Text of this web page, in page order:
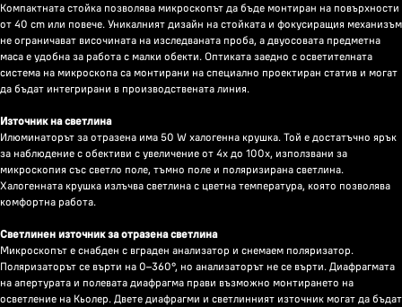
Компактната стойка позволява микроскопът да бъде монтиран на повърхности
от 40 cm или повече. Уникалният дизайн на стойката и фокусиращия механизъм
не ограничават височината на изследваната проба, а двуосовата предметна
маса е удобна за работа с малки обекти. Оптиката заедно с осветителната
система на микроскопа са монтирани на специално проектиран статив и могат
да бъдат интегрирани в производствената линия.
Източник на светлина
Илюминаторът за отразена има 50 W халогенна крушка. Той е достатъчно ярък
за наблюдение с обективи с увеличение от 4x до 100x, използвани за
микроскопия със светло поле, тъмно поле и поляризирана светлина.
Халогенната крушка излъчва светлина с цветна температура, която позволява
комфортна работа.
Светлинен източник за отразена светлина
Микроскопът е снабден с вграден анализатор и снемаем поляризатор.
Поляризаторът се върти на 0–360°, но анализаторът не се върти. Диафрагмата
на апертурата и полевата диафрагма прави възможно монтирането на
осветление на Кьолер. Двете диафрагми и светлинният източник могат да бъдат